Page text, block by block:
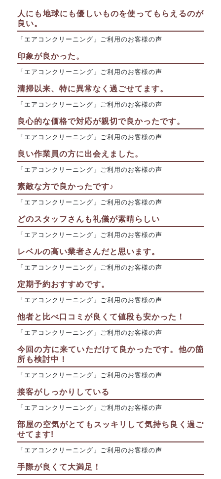
人にも地球にも優しいものを使ってもらえるのが
良い。
「エアコンクリーニング」ご利用のお客様の声
印象が良かった。
「エアコンクリーニング」ご利用のお客様の声
清掃以来、特に異常なく過ごせてます。
「エアコンクリーニング」ご利用のお客様の声
良心的な価格で対応が親切で良かったです。
「エアコンクリーニング」ご利用のお客様の声
良い作業員の方に出会えました。
「エアコンクリーニング」ご利用のお客様の声
素敵な方で良かったです♪
「エアコンクリーニング」ご利用のお客様の声
どのスタッフさんも礼儀が素晴らしい
「エアコンクリーニング」ご利用のお客様の声
レベルの高い業者さんだと思います。
「エアコンクリーニング」ご利用のお客様の声
定期予約おすすめです。
「エアコンクリーニング」ご利用のお客様の声
他者と比べ口コミが良くて値段も安かった！
「エアコンクリーニング」ご利用のお客様の声
今回の方に来ていただけて良かったです。他の箇
所も検討中！
「エアコンクリーニング」ご利用のお客様の声
接客がしっかりしている
「エアコンクリーニング」ご利用のお客様の声
部屋の空気がとてもスッキリして気持ち良く過ご
せてます!
「エアコンクリーニング」ご利用のお客様の声
手際が良くて大満足！